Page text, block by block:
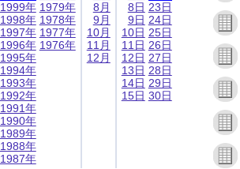
1999年
1998年
1997年
1996年
1995年
1994年
1993年
1992年
1991年
1990年
1989年
1988年
1987年
1979年
1978年
1977年
1976年
8月
9月
10月
11月
12月
8日
9日
10日
11日
12日
13日
14日
15日
23日
24日
25日
26日
27日
28日
29日
30日